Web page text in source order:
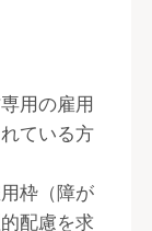
用の雇用
ている方
枠（障が
配慮を求